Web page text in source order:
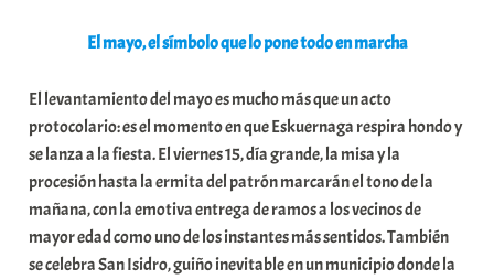
u
i
t
a
t
e
a
El mayo, el símbolo que lo pone todo en marcha
El levantamiento del mayo es mucho más que un acto
protocolario: es el momento en que Eskuernaga respira hondo y
se lanza a la fiesta. El viernes 15, día grande, la misa y la
procesión hasta la ermita del patrón marcarán el tono de la
mañana, con la emotiva entrega de ramos a los vecinos de
mayor edad como uno de los instantes más sentidos. También
se celebra San Isidro, guiño inevitable en un municipio donde la